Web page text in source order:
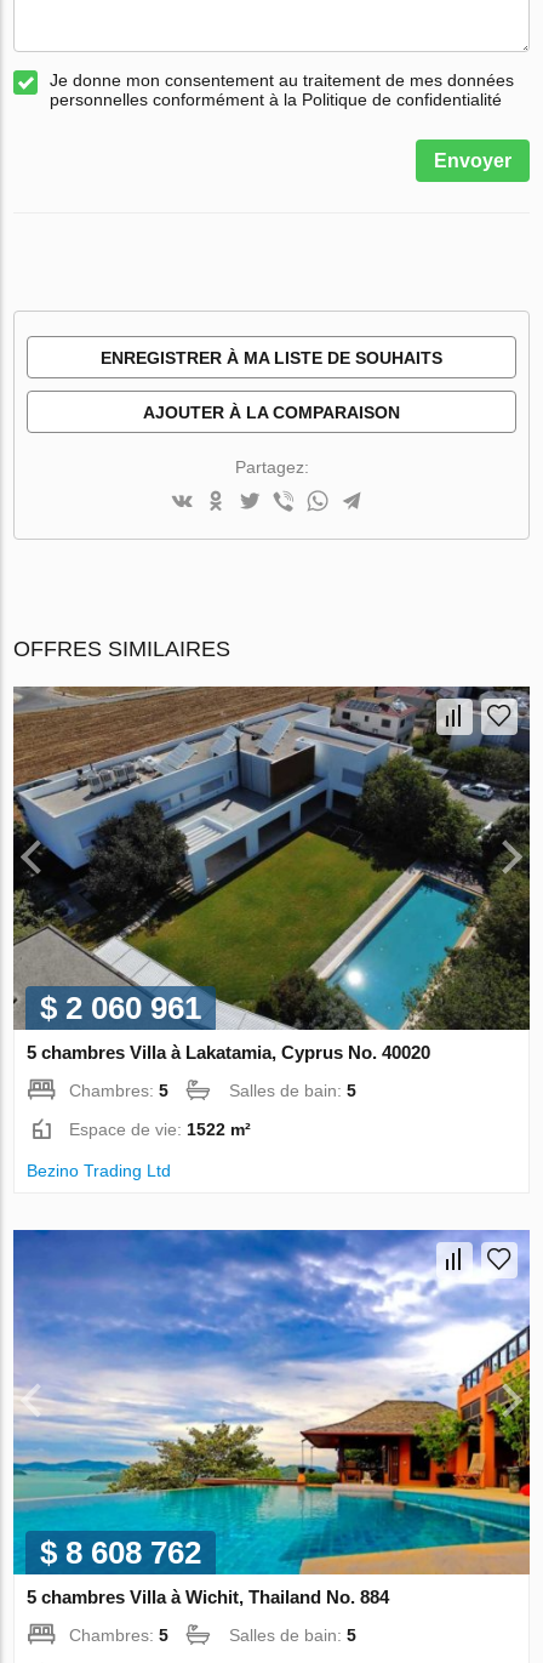
Je donne mon consentement au traitement de mes données
personnelles conformément à la Politique de confidentialité
Envoyer
ENREGISTRER À MA LISTE DE SOUHAITS
AJOUTER À LA COMPARAISON
Partagez:
OFFRES SIMILAIRES
$ 2 060 961
5 chambres Villa à Lakatamia, Cyprus No. 40020
Chambres:5 Salles de bain:5
Espace de vie:1522 m²
Bezino Trading Ltd
$ 8 608 762
5 chambres Villa à Wichit, Thailand No. 884
Chambres:5 Salles de bain:5